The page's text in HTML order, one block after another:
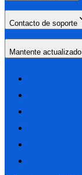
Contacto de soporte
Mantente actualizado